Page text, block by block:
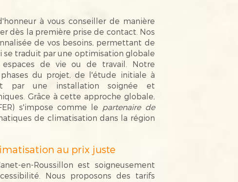
à vous conseiller de manière
dès la première prise de contact. Nos
de vos besoins, permettant de
se traduit par une optimisation globale
de vie ou de travail. Notre
du projet, de l'étude initiale à
par une installation soignée et
Grâce à cette approche globale,
s'impose comme le partenaire de
de climatisation dans la région
au prix juste
en-Roussillon est soigneusement
Nous proposons des tarifs